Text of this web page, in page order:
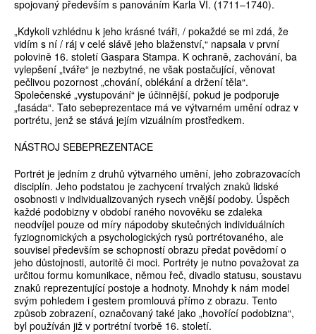
spojovaný především s panováním Karla VI. (1711–1740).
„Kdykoli vzhlédnu k jeho krásné tváři, / pokaždé se mi zdá, že
vidím s ní / ráj v celé slávě jeho blaženství,“ napsala v první
polovině 16. století Gaspara Stampa. K ochraně, zachování, ba
vylepšení „tváře“ je nezbytné, ne však postačující, věnovat
pečlivou pozornost „chování, oblékání a držení těla“.
Společenské „vystupování“ je účinnější, pokud je podporuje
„fasáda“. Tato sebeprezentace má ve výtvarném umění odraz v
portrétu, jenž se stává jejím vizuálním prostředkem.
NÁSTROJ SEBEPREZENTACE
Portrét je jedním z druhů výtvarného umění, jeho zobrazovacích
disciplín. Jeho podstatou je zachycení trvalých znaků lidské
osobnosti v individualizovaných rysech vnější podoby. Úspěch
každé podobizny v období raného novověku se zdaleka
neodvíjel pouze od míry nápodoby skutečných individuálních
fyziognomických a psychologických rysů portrétovaného, ale
souvisel především se schopností obrazu předat povědomí o
jeho důstojnosti, autoritě či moci. Portréty je nutno považovat za
určitou formu komunikace, němou řeč, divadlo statusu, soustavu
znaků reprezentující postoje a hodnoty. Mnohdy k nám model
svým pohledem i gestem promlouvá přímo z obrazu. Tento
způsob zobrazení, označovaný také jako „hovořící podobizna“,
byl používán již v portrétní tvorbě 16. století.